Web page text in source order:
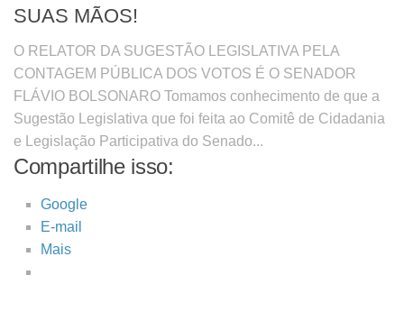
SUAS MÃOS!
O RELATOR DA SUGESTÃO LEGISLATIVA PELA
CONTAGEM PÚBLICA DOS VOTOS É O SENADOR
FLÁVIO BOLSONARO Tomamos conhecimento de que a
Sugestão Legislativa que foi feita ao Comitê de Cidadania
e Legislação Participativa do Senado...
Compartilhe isso:
Google
E-mail
Mais